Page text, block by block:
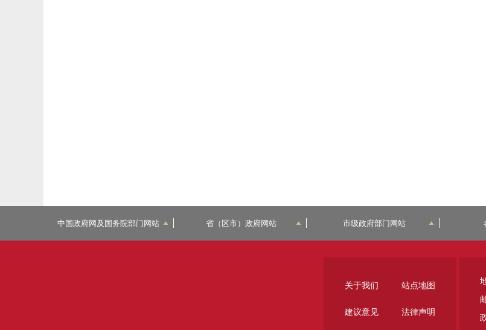
中国政府网及国务院部门网站 省（区市）政府网站 市级政府部门网站
关于我们 站点地图
建议意见 法律声明